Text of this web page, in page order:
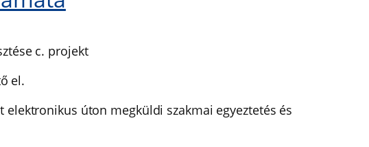
c. projekt
el.
úton megküldi szakmai egyeztetés és